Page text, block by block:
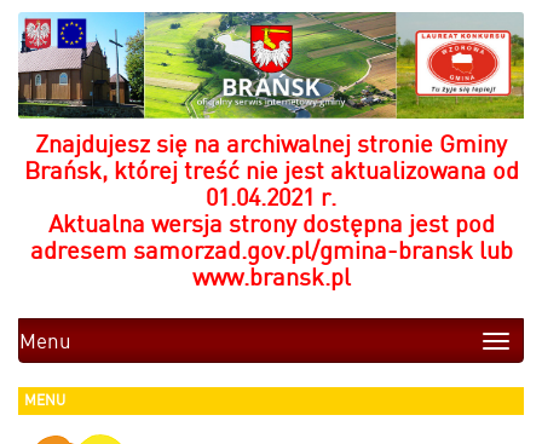
Znajdujesz się na archiwalnej stronie Gminy
Brańsk, której treść nie jest aktualizowana od
01.04.2021 r.
Aktualna wersja strony dostępna jest pod
adresem samorzad.gov.pl/gmina-bransklub
www.bransk.pl
Toggle
Menu
MENU